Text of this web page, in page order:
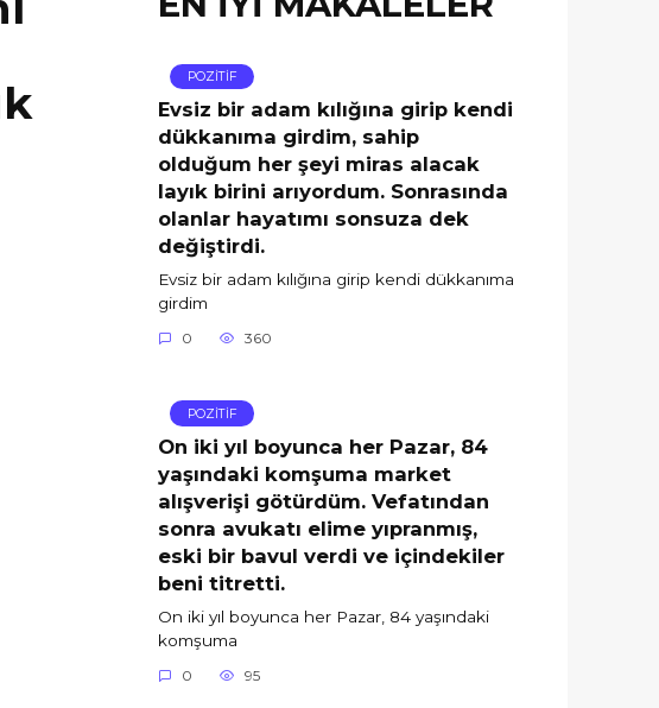
POZİTİF
Evsiz bir adam kılığına girip kendi
dükkanıma girdim, sahip
olduğum her şeyi miras alacak
layık birini arıyordum. Sonrasında
olanlar hayatımı sonsuza dek
değiştirdi.
Evsiz bir adam kılığına girip kendi dükkanıma
girdim
0 360
POZİTİF
On iki yıl boyunca her Pazar, 84
yaşındaki komşuma market
alışverişi götürdüm. Vefatından
sonra avukatı elime yıpranmış,
eski bir bavul verdi ve içindekiler
beni titretti.
On iki yıl boyunca her Pazar, 84 yaşındaki
komşuma
0 95